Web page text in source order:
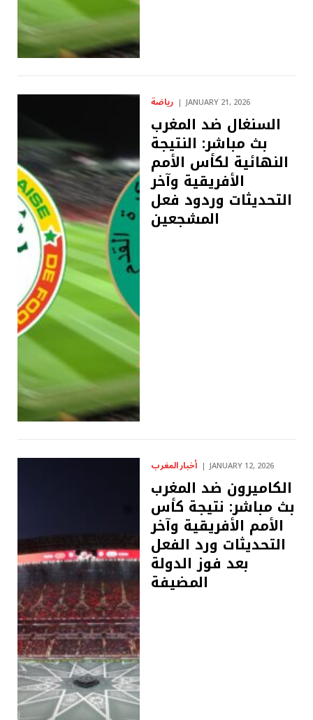
رياضة JANUARY 21, 2026
السنغال ضد المغرب
بث مباشر: النتيجة
النهائية لكأس الأمم
الأفريقية وآخر
التحديثات وردود فعل
المشجعين
أخبار المغرب JANUARY 12, 2026
الكاميرون ضد المغرب
بث مباشر: نتيجة كأس
الأمم الأفريقية وآخر
التحديثات ورد الفعل
بعد فوز الدولة
المضيفة